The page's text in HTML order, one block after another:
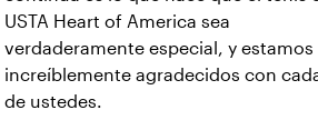
USTA Heart of America sea
verdaderamente especial, y estamos
increíblemente agradecidos con
de ustedes.